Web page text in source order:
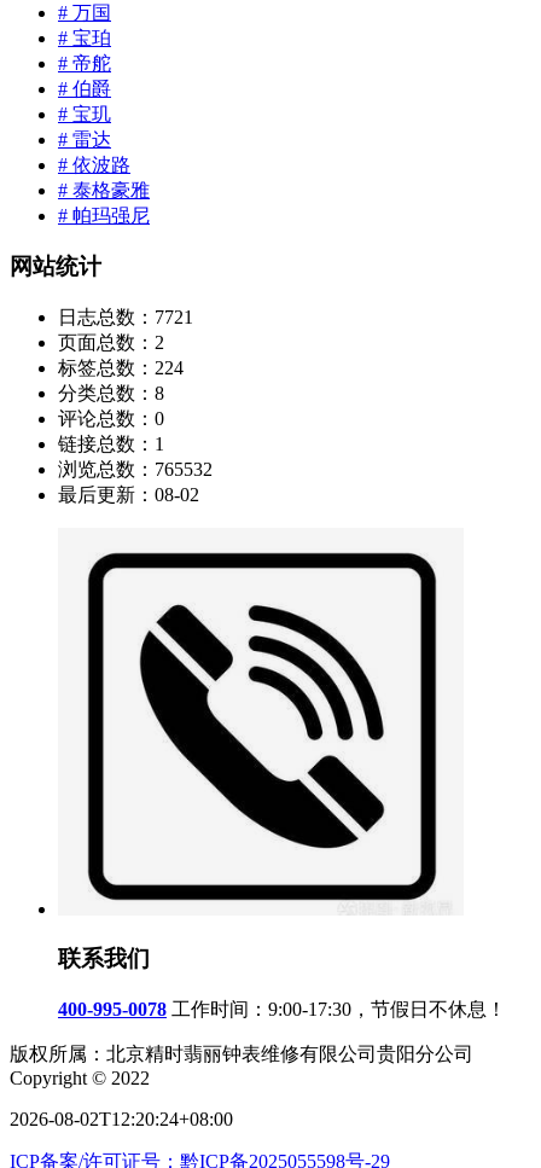
# 万国
# 宝珀
# 帝舵
# 伯爵
# 宝玑
# 雷达
# 依波路
# 泰格豪雅
# 帕玛强尼
网站统计
日志总数： 7721
页面总数： 2
标签总数： 224
分类总数： 8
评论总数： 0
链接总数： 1
浏览总数： 765532
最后更新： 08-02
联系我们
400-995-0078 工作时间：9:00-17:30，节假日不休息！
版权所属：北京精时翡丽钟表维修有限公司贵阳分公司
Copyright © 2022
2026-08-02T12:20:24+08:00
ICP备案/许可证号：黔ICP备2025055598号-29